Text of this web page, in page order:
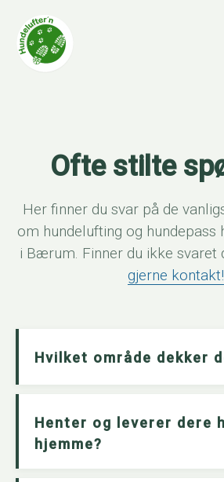
Ofte stilte
Her finner du svar på de
om hundelufting og hundepass
i Bærum. Finner du ikke svaret
gjerne kontakt!
Hvilket område dekker
Henter og leverer dere
hjemme?